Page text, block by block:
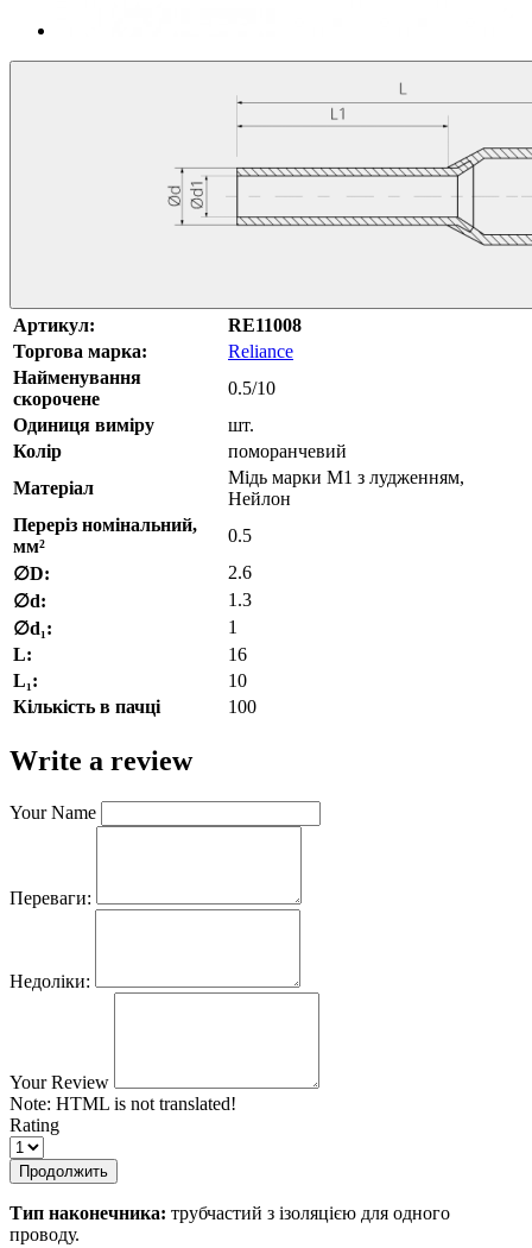
Артикул:
RE11008
Торгова марка:
Reliance
Найменування
скорочене
0.5/10
Одиниця виміру
шт.
Колір
поморанчевий
Матеріал
Мідь марки М1 з лудженням,
Нейлон
Переріз номінальний,
мм²
0.5
∅D:
2.6
∅d:
1.3
∅d₁:
1
L:
16
L₁:
10
Кількість в пачці
100
Write a review
Your Name
Переваги:
Недоліки:
Your Review
Note: HTML is not translated!
Rating
Продолжить
Тип наконечника: трубчастий з ізоляцією для одного
проводу.